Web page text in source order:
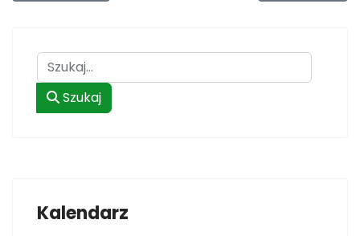
Szukaj
Szukaj
Kalendarz